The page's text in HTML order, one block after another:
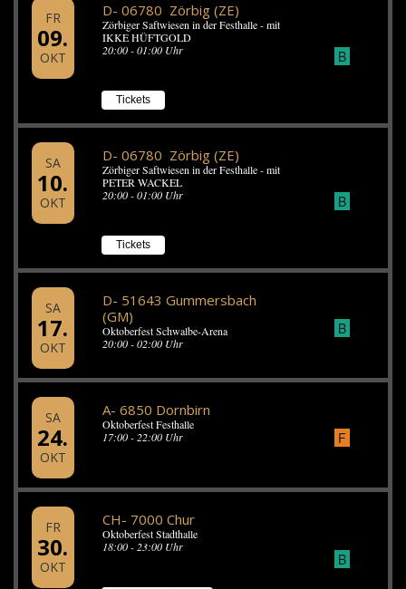
FR
09.
OKT
D- 06780 Zörbig (ZE)
Zörbiger Saftwiesen in der Festhalle - mit
IKKE HÜFTGOLD
20:00 - 01:00 Uhr
Tickets
B
SA
10.
OKT
D- 06780 Zörbig (ZE)
Zörbiger Saftwiesen in der Festhalle - mit
PETER WACKEL
20:00 - 01:00 Uhr
Tickets
B
SA
17.
OKT
D- 51643 Gummersbach
(GM)
Oktoberfest Schwalbe-Arena
20:00 - 02:00 Uhr
B
SA
24.
OKT
A- 6850 Dornbirn
Oktoberfest Festhalle
17:00 - 22:00 Uhr
F
FR
30.
OKT
CH- 7000 Chur
Oktoberfest Stadthalle
18:00 - 23:00 Uhr
B